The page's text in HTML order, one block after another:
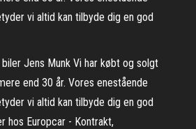
vi altid kan tilbyde dig en god
Jens Munk Vi har købt og solgt
end 30 år. Vores enestående
vi altid kan tilbyde dig en god
hos Europcar - Kontrakt,